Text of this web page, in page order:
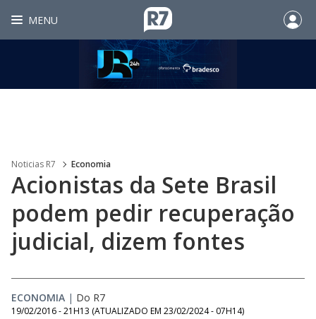
MENU
Noticias R7 Economia
Acionistas da Sete Brasil
podem pedir recuperação
judicial, dizem fontes
ECONOMIA | Do R7
19/02/2016 - 21H13 (ATUALIZADO EM 23/02/2024 - 07H14)